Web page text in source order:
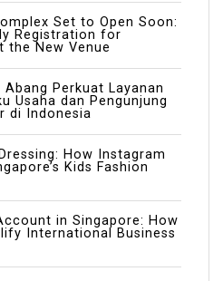
Set to Open Soon:
Registration for
the New Venue
Abang Perkuat Layanan
Usaha dan Pengunjung
di Indonesia
How Instagram
Kids Fashion
in Singapore: How
International Business